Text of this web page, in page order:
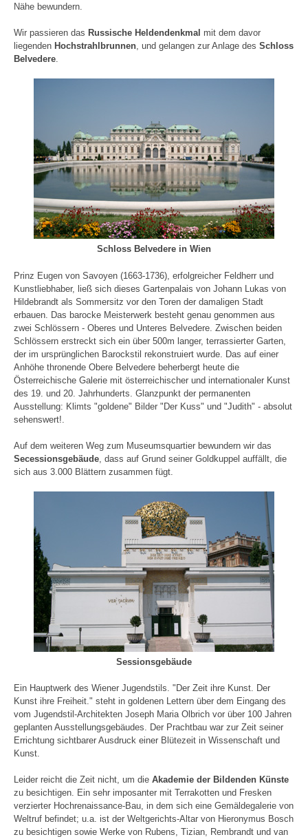
Nähe bewundern.
Wir passieren das Russische Heldendenkmal mit dem davor
liegenden Hochstrahlbrunnen, und gelangen zur Anlage des Schloss
Belvedere.
Schloss Belvedere in Wien
Prinz Eugen von Savoyen (1663-1736), erfolgreicher Feldherr und
Kunstliebhaber, ließ sich dieses Gartenpalais von Johann Lukas von
Hildebrandt als Sommersitz vor den Toren der damaligen Stadt
erbauen. Das barocke Meisterwerk besteht genau genommen aus
zwei Schlössern - Oberes und Unteres Belvedere. Zwischen beiden
Schlössern erstreckt sich ein über 500m langer, terrassierter Garten,
der im ursprünglichen Barockstil rekonstruiert wurde. Das auf einer
Anhöhe thronende Obere Belvedere beherbergt heute die
Österreichische Galerie mit österreichischer und internationaler Kunst
des 19. und 20. Jahrhunderts. Glanzpunkt der permanenten
Ausstellung: Klimts "goldene" Bilder "Der Kuss" und "Judith" - absolut
sehenswert!.
Auf dem weiteren Weg zum Museumsquartier bewundern wir das
Secessionsgebäude , dass auf Grund seiner Goldkuppel auffällt, die
sich aus 3.000 Blättern zusammen fügt.
Sessionsgebäude
Ein Hauptwerk des Wiener Jugendstils. "Der Zeit ihre Kunst. Der
Kunst ihre Freiheit." steht in goldenen Lettern über dem Eingang des
vom Jugendstil-Architekten Joseph Maria Olbrich vor über 100 Jahren
geplanten Ausstellungsgebäudes. Der Prachtbau war zur Zeit seiner
Errichtung sichtbarer Ausdruck einer Blütezeit in Wissenschaft und
Kunst.
Leider reicht die Zeit nicht, um die Akademie der Bildenden Künste
zu besichtigen. Ein sehr imposanter mit Terrakotten und Fresken
verzierter Hochrenaissance-Bau, in dem sich eine Gemäldegalerie von
Weltruf befindet; u.a. ist der Weltgerichts-Altar von Hieronymus Bosch
zu besichtigen sowie Werke von Rubens, Tizian, Rembrandt und van